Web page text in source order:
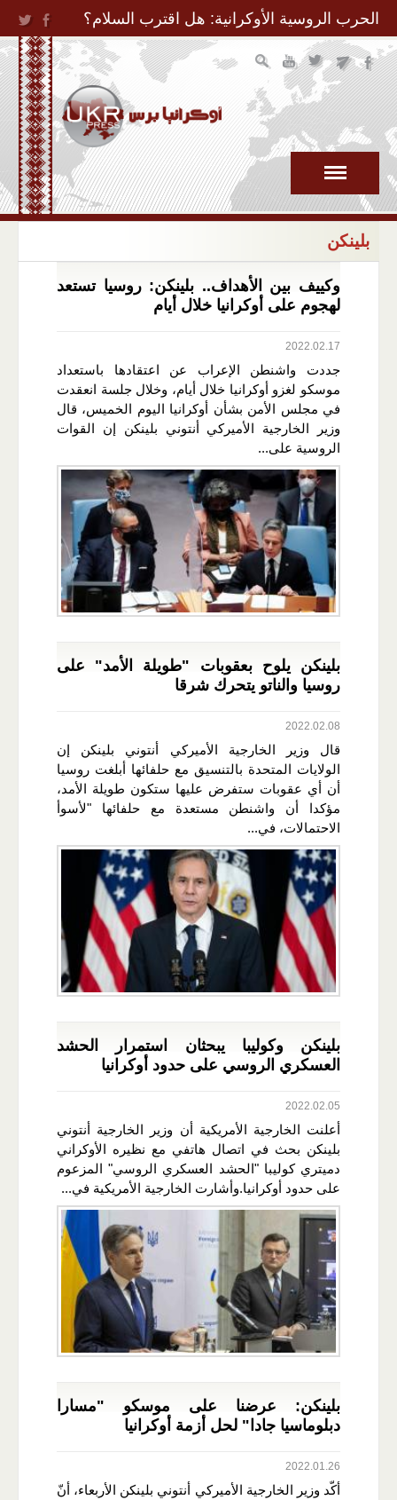
Jump to Navigation
الحرب الروسية الأوكرانية: هل اقترب السلام؟
بلينكن
وكييف بين الأهداف.. بلينكن: روسيا تستعد
لهجوم على أوكرانيا خلال أيام
2022.02.17
جددت واشنطن الإعراب عن اعتقادها باستعداد
موسكو لغزو أوكرانيا خلال أيام، وخلال جلسة انعقدت
في مجلس الأمن بشأن أوكرانيا اليوم الخميس، قال
وزير الخارجية الأميركي أنتوني بلينكن إن القوات
الروسية على...
بلينكن يلوح بعقوبات "طويلة الأمد" على
روسيا والناتو يتحرك شرقا
2022.02.08
قال وزير الخارجية الأميركي أنتوني بلينكن إن
الولايات المتحدة بالتنسيق مع حلفائها أبلغت روسيا
أن أي عقوبات ستفرض عليها ستكون طويلة الأمد،
مؤكدا أن واشنطن مستعدة مع حلفائها "لأسوأ
الاحتمالات، في...
بلينكن وكوليبا يبحثان استمرار الحشد
العسكري الروسي على حدود أوكرانيا
2022.02.05
أعلنت الخارجية الأمريكية أن وزير الخارجية أنتوني
بلينكن بحث في اتصال هاتفي مع نظيره الأوكراني
دميتري كوليبا "الحشد العسكري الروسي" المزعوم
على حدود أوكرانيا.وأشارت الخارجية الأمريكية في...
بلينكن: عرضنا على موسكو "مسارا
دبلوماسيا جادا" لحل أزمة أوكرانيا
2022.01.26
أكّد وزير الخارجية الأميركي أنتوني بلينكن الأربعاء، أنّ